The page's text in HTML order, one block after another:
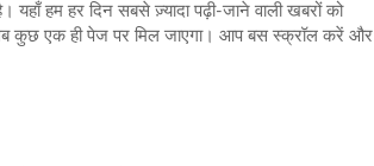
हम हर दिन सबसे ज़्यादा पढ़ी‑जाने वाली खबरों को
सब कुछ एक ही पेज पर मिल जाएगा। आप बस स्क्रॉल करें और